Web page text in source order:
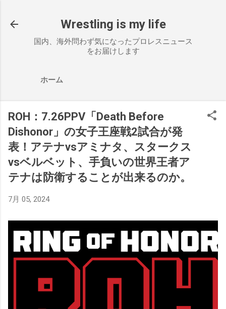
Wrestling is my life
国内、海外問わず気になったプロレスニュース
をお届けします
ホーム
ROH：7.26PPV「Death Before
Dishonor」の女子王座戦2試合が発
表！アテナvsアミナタ、スタークス
vsベルベット、手負いの世界王者ア
テナは防衛することが出来るのか。
7月 05, 2024